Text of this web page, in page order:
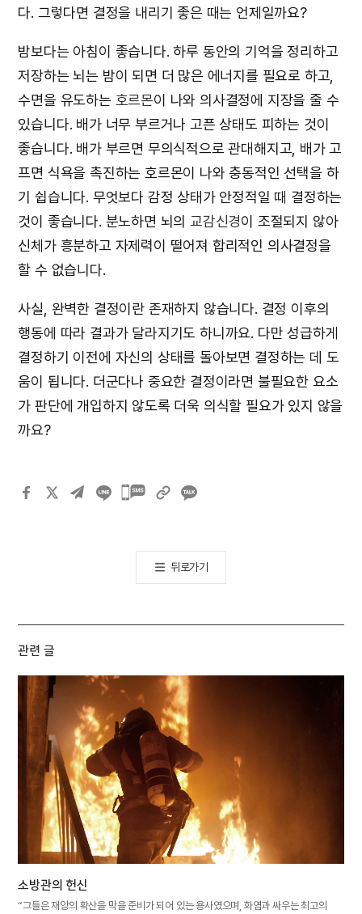
다. 그렇다면 결정을 내리기 좋은 때는 언제일까요?
밤보다는 아침이 좋습니다. 하루 동안의 기억을 정리하고
저장하는 뇌는 밤이 되면 더 많은 에너지를 필요로 하고,
수면을 유도하는 호르몬이 나와 의사결정에 지장을 줄 수
있습니다. 배가 너무 부르거나 고픈 상태도 피하는 것이
좋습니다. 배가 부르면 무의식적으로 관대해지고, 배가 고
프면 식욕을 촉진하는 호르몬이 나와 충동적인 선택을 하
기 쉽습니다. 무엇보다 감정 상태가 안정적일 때 결정하는
것이 좋습니다. 분노하면 뇌의 교감신경이 조절되지 않아
신체가 흥분하고 자제력이 떨어져 합리적인 의사결정을
할 수 없습니다.
사실, 완벽한 결정이란 존재하지 않습니다. 결정 이후의
행동에 따라 결과가 달라지기도 하니까요. 다만 성급하게
결정하기 이전에 자신의 상태를 돌아보면 결정하는 데 도
움이 됩니다. 더군다나 중요한 결정이라면 불필요한 요소
가 판단에 개입하지 않도록 더욱 의식할 필요가 있지 않을
까요?
카카오톡
뒤로가기
관련 글
소방관의 헌신
“그들은 재앙의 확산을 막을 준비가 되어 있는 용사였으며, 화염과 싸우는 최고의